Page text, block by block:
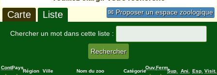
✉ Proposer un espace zoologique
Carte Liste
Chercher un mot dans cette liste :
Cont.Pays
Région
Ville
Nom du zoo
Catégorie
Ouv.Ferm.
Sup.
Ani.
Esp. Visit.